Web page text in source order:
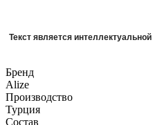
Текст является
Бренд
Alize
Производство
Турция
Состав